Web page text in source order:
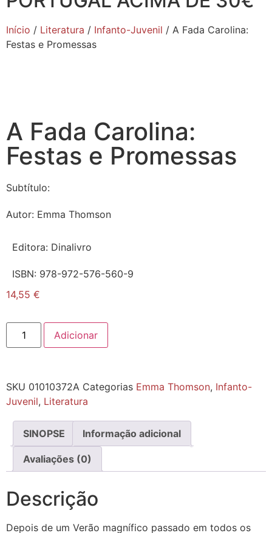
Início / Literatura / Infanto-Juvenil / A Fada Carolina:
Festas e Promessas
A Fada Carolina:
Festas e Promessas
Subtítulo:
Autor: Emma Thomson
Editora: Dinalivro
ISBN: 978-972-576-560-9
14,55 €
Adicionar
SKU 01010372A Categorias Emma Thomson, Infanto-
Juvenil, Literatura
SINOPSE Informação adicional
Avaliações (0)
Descrição
Depois de um Verão magnífico passado em todos os